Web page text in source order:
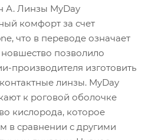
А. Линзы MyDay
комфорт за счет
что в переводе означает
позволило
производителя изготовить
линзы. MyDay
к роговой оболочке
кислорода, которое
в сравнении с другими